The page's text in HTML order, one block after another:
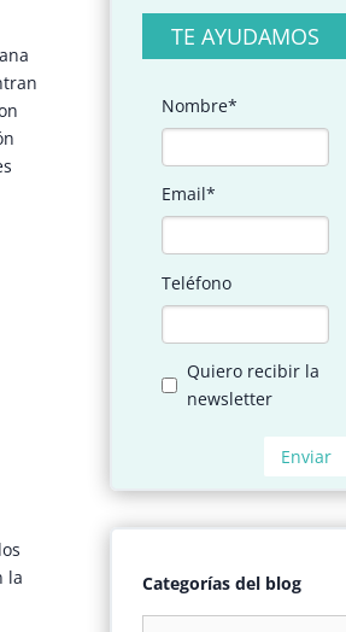
la
TE AYUDAMOS
Categorías del blog